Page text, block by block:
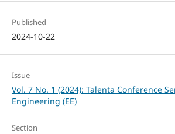
Published
2024-10-22
Issue
Vol. 7 No. 1 (2024): Talenta Conference
Engineering (EE)
Section